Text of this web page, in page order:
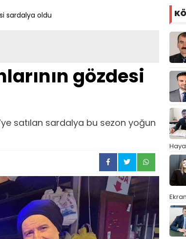
sardalya oldu
gözdesi
satılan sardalya bu sezon yoğun